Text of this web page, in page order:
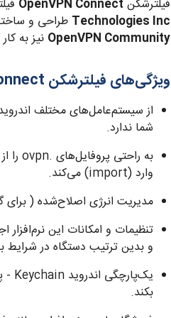
فیلترشکن OpenVPN Connect
Technologies Inc طراحی و
OpenVPN Community نیز به
ویژگی‌های فیلترشکن
از سیستم‌‌عامل‌های مختلف
شما ندارد.
وارد (import) می‌کند.
مدیریت انرژی اصلاح‌شده (
تنظیمات و امکانات این
و بدین ترتیب دستگاه در شرایط
بکند.